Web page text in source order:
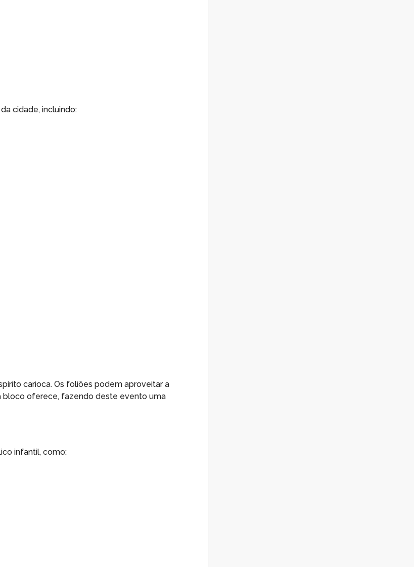
cidade, incluindo:
carioca. Os foliões podem aproveitar a
bloco oferece, fazendo deste evento uma
infantil, como: